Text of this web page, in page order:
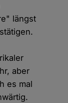
längst
aber
es mal